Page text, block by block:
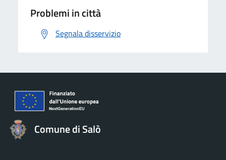
Problemi in città
Segnala disservizio
Comune di Salò